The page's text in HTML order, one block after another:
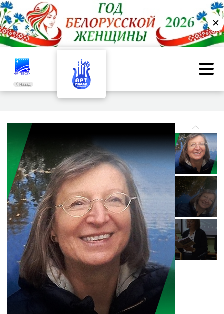
✕
Назад